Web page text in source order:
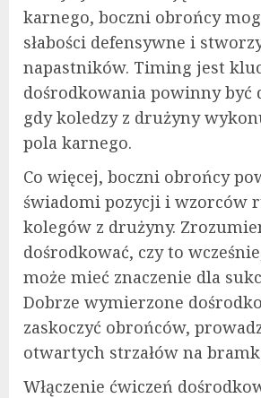
karnego, boczni obrońcy
słabości defensywne i
napastników. Timing jest
dośrodkowania powinny być
gdy koledzy z drużyny
pola karnego.
Co więcej, boczni obrońcy
świadomi pozycji i wzorców
kolegów z drużyny.
dośrodkować, czy to
może mieć znaczenie dla
Dobrze wymierzone
zaskoczyć obrońców,
otwartych strzałów na
Włączenie ćwiczeń